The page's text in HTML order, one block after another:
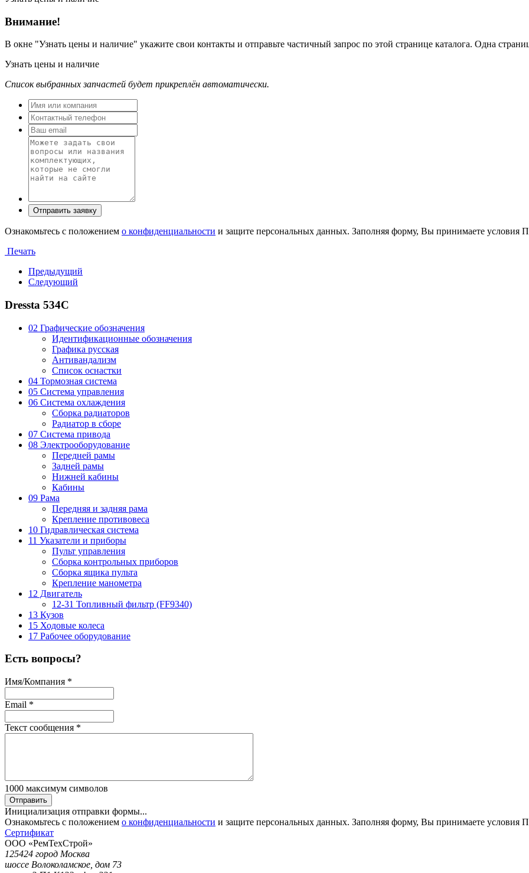
Внимание!
В окне "Узнать цены и наличие" укажите свои контакты и отправьте частичный запрос по этой странице каталога. Одна
Узнать цены и наличие
Список выбранных запчастей будет прикреплён автоматически.
Ознакомьтесь с положением о конфиденциальности и защите персональных данных. Заполняя форму, Вы принимаете условия
Печать
Предыдущий
Следующий
Dressta 534C
02 Графические обозначения
Идентификационные обозначения
Графика русская
Антивандализм
Список оснастки
04 Тормозная система
05 Система управления
06 Система охлаждения
Сборка радиаторов
Радиатор в сборе
07 Система привода
08 Электрооборудование
Передней рамы
Задней рамы
Нижней кабины
Кабины
09 Рама
Передняя и задняя рама
Крепление противовеса
10 Гидравлическая система
11 Указатели и приборы
Пульт управления
Сборка контрольных приборов
Сборка ящика пульта
Крепление манометра
12 Двигатель
12-31 Топливный фильтр (FF9340)
13 Кузов
15 Ходовые колеса
17 Рабочее оборудование
Есть вопросы?
Имя/Компания *
Email *
Текст сообщения *
1000 максимум символов
Отправить
Инициализация отправки формы...
Ознакомьтесь с положением о конфиденциальности и защите персональных данных. Заполняя форму, Вы принимаете условия
Сертификат
ООО «РемТехСтрой»
125424 город Москва
шоссе Волоколамское, дом 73